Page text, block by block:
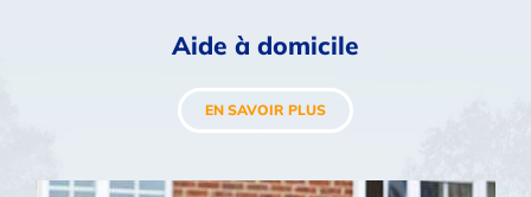
Aide à domicile
EN SAVOIR PLUS